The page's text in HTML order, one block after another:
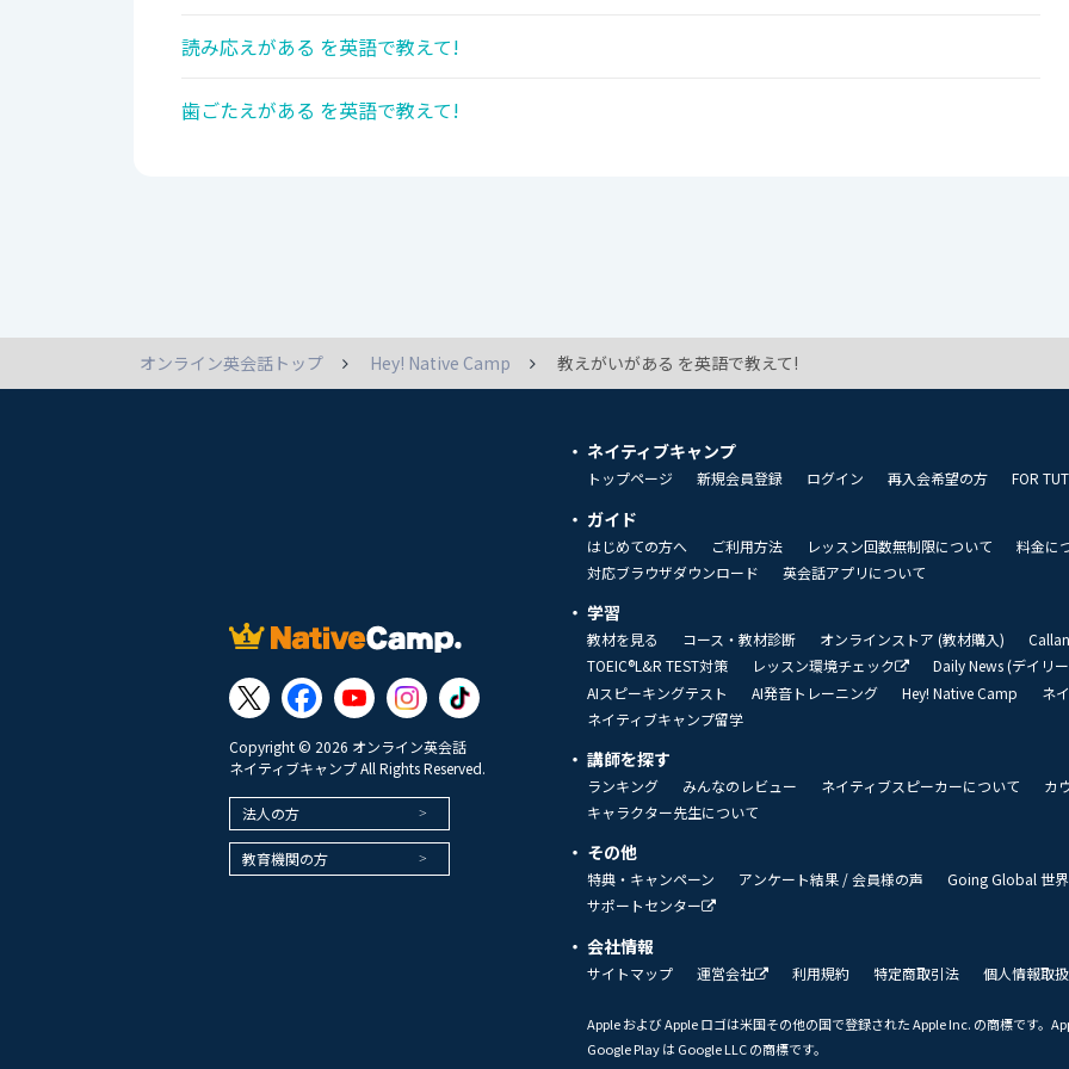
読み応えがある を英語で教えて!
歯ごたえがある を英語で教えて!
オンライン英会話トップ Hey! Native Camp 教えがいがある を英語で教えて!
Copyright © 2026 オンライン英会話
ネイティブキャンプ All Rights Reserved.
法人の方
教育機関の方
ネイティブキャンプ
トップページ 新規会員登録 ログイン 再入会希望の方 FOR
ガイド
はじめての方へ ご利用方法 レッスン回数無制限について
料金に
対応ブラウザダウンロード
英会話アプリについて
学習
教材を見る コース・教材診断 オンラインストア (教材購入)
TOEIC®L&R TEST対策
レッスン環境チェック
Daily News (デイリ
AIスピーキングテスト
AI発音トレーニング Hey! Native Camp
ネ
ネイティブキャンプ留学
講師を探す
ランキング みんなのレビュー ネイティブスピーカーについて
カ
キャラクター先生について
その他
特典・キャンペーン アンケート結果 / 会員様の声
Going Global 世
サポートセンター
会社情報
サイトマップ 運営会社 利用規約 特定商取引法 個人情報取
Apple および Apple ロゴは米国その他の国で登録された Apple Inc. の商標です。
Google Play は Google LLC の商標です。